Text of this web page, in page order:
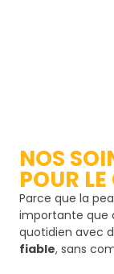
NOS
POUR
Parce que la
importante que
quotidien avec
fiable, sans